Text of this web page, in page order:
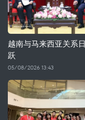
越南与马来西亚关系
跃
05/08/2026 13:43